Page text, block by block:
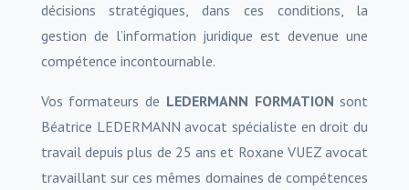
décisions stratégiques, dans ces conditions, la
gestion de l’information juridique est devenue une
compétence incontournable.
Vos formateurs de LEDERMANN FORMATIONsont
Béatrice LEDERMANN avocat spécialiste en droit du
travail depuis plus de 25 ans et Roxane VUEZ avocat
travaillant sur ces mêmes domaines de compétences